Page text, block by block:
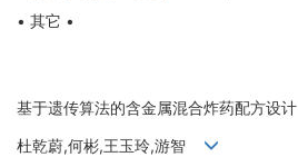
• 其它 •
基于遗传算法的含金属混合炸药配方设计
杜乾蔚,何彬,王玉玲,游智